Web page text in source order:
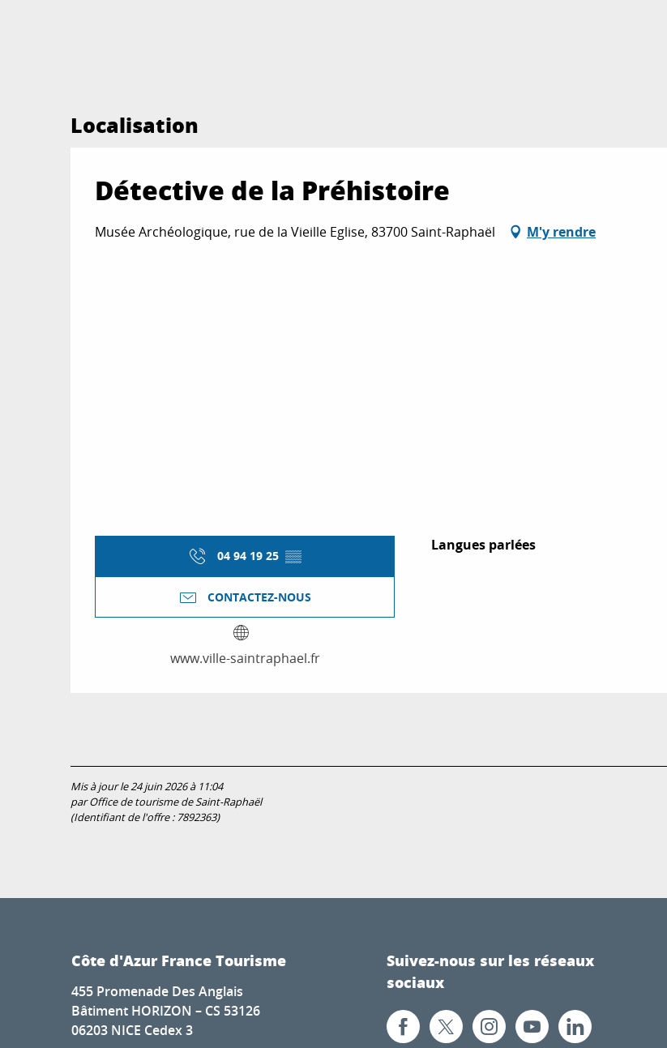
Localisation
Détective de la Préhistoire
Musée Archéologique, rue de la Vieille Eglise, 83700 Saint-Raphaël M'y rendre
04 94 19 25 ▒▒
CONTACTEZ-NOUS
www.ville-saintraphael.fr
Langues parlées
Langues parlées
Mis à jour le 24 juin 2026 à 11:04
par Office de tourisme de Saint-Raphaël
(Identifiant de l'offre : 7892363)
Côte d'Azur France Tourisme
455 Promenade Des Anglais
Bâtiment HORIZON – CS 53126
06203 NICE Cedex 3
Suivez-nous sur les réseaux
sociaux